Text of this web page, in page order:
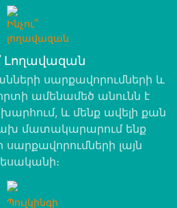
Լողավազան
սարքավորումների և
ամենամեծ անունն է
և մենք ավելի քան
մատակարարում ենք
լայն